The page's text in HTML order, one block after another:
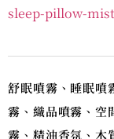
sleep-pillow-mist
舒眠噴霧、睡眠噴
霧、織品噴霧、空
霧、精油香氛、木